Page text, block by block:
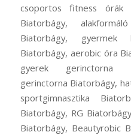
csoportos fitness órák
Biatorbágy,
Biatorbágy,
Biatorbágy, aerobic óra
gyerek gerinctorna
gerinctorna Biatorbágy,
sportgimnasztika
Biatorbágy, RG
Biatorbágy, Beautyrobic